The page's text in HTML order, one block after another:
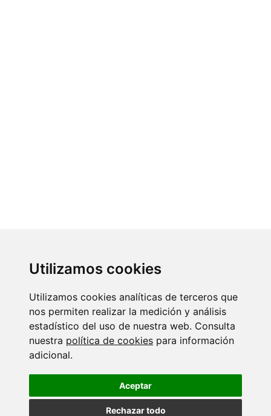
Utilizamos cookies
Utilizamos cookies analíticas de terceros que
nos permiten realizar la medición y análisis
estadístico del uso de nuestra web. Consulta
nuestra política de cookies para información
adicional.
Aceptar
Rechazar todo
LockerTur 2021 Copyrights ©